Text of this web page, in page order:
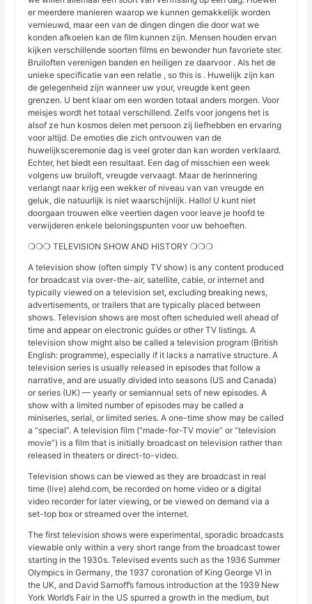
er meerdere manieren waarop we kunnen gemakkelijk worden
vernieuwd, maar een van de dingen dingen die door wat we
konden afkoelen kan de film kunnen zijn. Mensen houden ervan
kijken verschillende soorten films en bewonder hun favoriete ster.
Bruiloften verenigen banden en heiligen ze daarvoor . Als het de
unieke specificatie van een relatie , so this is . Huwelijk zijn kan
de gelegenheid zijn wanneer uw your, vreugde kent geen
grenzen. U bent klaar om een worden totaal anders morgen. Voor
meisjes wordt het totaal verschillend. Zelfs voor jongens het is
alsof ze hun kosmos delen met persoon zij liefhebben en ervaring
voor altijd. De emoties die zich ontvouwen van de
huwelijksceremonie dag is veel groter dan kan worden verklaard.
Echter, het biedt een resultaat. Een dag of misschien een week
volgens uw bruiloft, vreugde vervaagt. Maar de herinnering
verlangt naar krijg een wekker of niveau van van vreugde en
geluk, die natuurlijk is niet waarschijnlijk. Hallo! U kunt niet
doorgaan trouwen elke veertien dagen voor leave je hoofd te
verwijderen enkele beloningspunten voor uw behoeften.
❍❍❍ TELEVISION SHOW AND HISTORY ❍❍❍
A television show (often simply TV show) is any content produced
for broadcast via over-the-air, satellite, cable, or internet and
typically viewed on a television set, excluding breaking news,
advertisements, or trailers that are typically placed between
shows. Television shows are most often scheduled well ahead of
time and appear on electronic guides or other TV listings. A
television show might also be called a television program (British
English: programme), especially if it lacks a narrative structure. A
television series is usually released in episodes that follow a
narrative, and are usually divided into seasons (US and Canada)
or series (UK) — yearly or semiannual sets of new episodes. A
show with a limited number of episodes may be called a
miniseries, serial, or limited series. A one-time show may be called
a “special”. A television film (“made-for-TV movie” or “television
movie”) is a film that is initially broadcast on television rather than
released in theaters or direct-to-video.
Television shows can be viewed as they are broadcast in real
time (live) alehd.com, be recorded on home video or a digital
video recorder for later viewing, or be viewed on demand via a
set-top box or streamed over the internet.
The first television shows were experimental, sporadic broadcasts
viewable only within a very short range from the broadcast tower
starting in the 1930s. Televised events such as the 1936 Summer
Olympics in Germany, the 1937 coronation of King George VI in
the UK, and David Sarnoff’s famous introduction at the 1939 New
York World’s Fair in the US spurred a growth in the medium, but